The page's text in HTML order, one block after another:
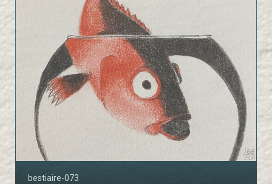
bestiaire-073